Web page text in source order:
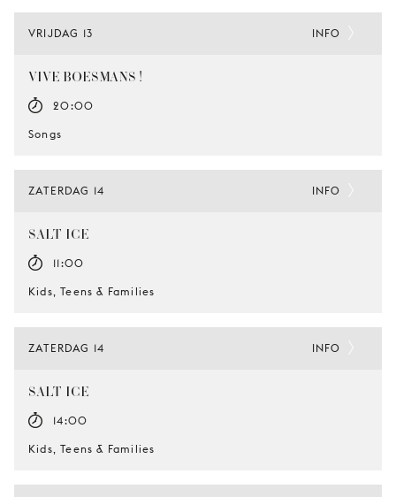
VRIJDAG 13
VIVE BOESMANS !
20:00
Songs
INFO
ZATERDAG 14
SALT-ICE
11:00
Kids, Teens & Families
INFO
ZATERDAG 14
SALT-ICE
14:00
Kids, Teens & Families
INFO